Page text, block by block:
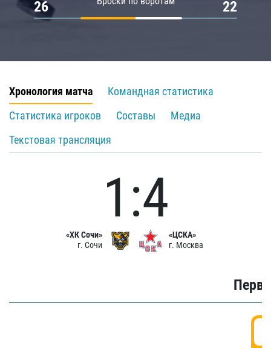
26 22
Хронология матча
Командная статистика
Статистика игроков
Составы
Медиа
Текстовая трансляция
«ХК Сочи»
г. Сочи
1:4
«ЦСКА»
г. Москва